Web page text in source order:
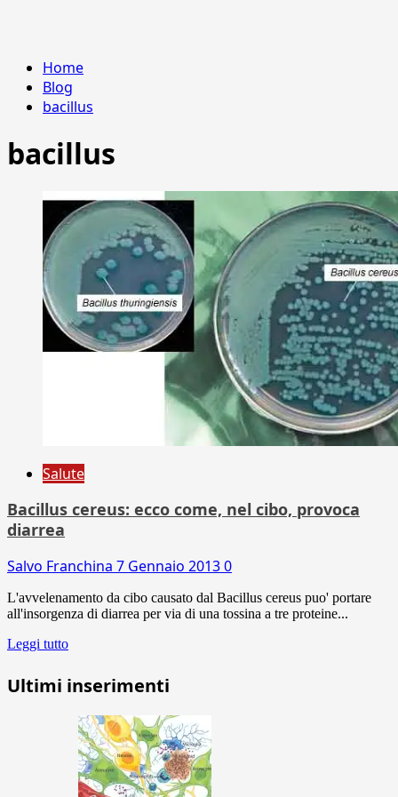
Home
Blog
bacillus
bacillus
Salute
Bacillus cereus: ecco come, nel cibo, provoca
diarrea
Salvo Franchina 7 Gennaio 20130
L'avvelenamento da cibo causato dal Bacillus cereus puo' portare
all'insorgenza di diarrea per via di una tossina a tre proteine...
Leggi tutto
Ultimi inserimenti